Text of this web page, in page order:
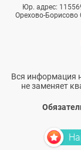
Юр. адрес:
Орехово-Борисово
Вся информация
не заменяет